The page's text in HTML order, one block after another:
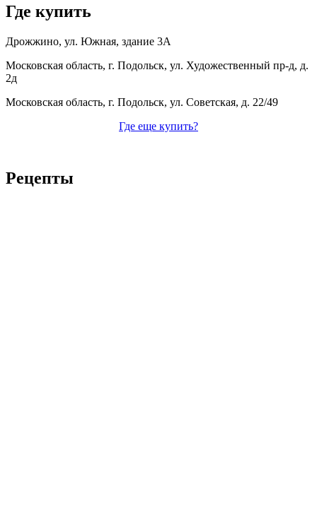
Где купить
Дрожжино, ул. Южная, здание 3А
Московская область, г. Подольск, ул. Художественный пр-д, д.
2д
Московская область, г. Подольск, ул. Советская, д. 22/49
Где еще купить?
Рецепты